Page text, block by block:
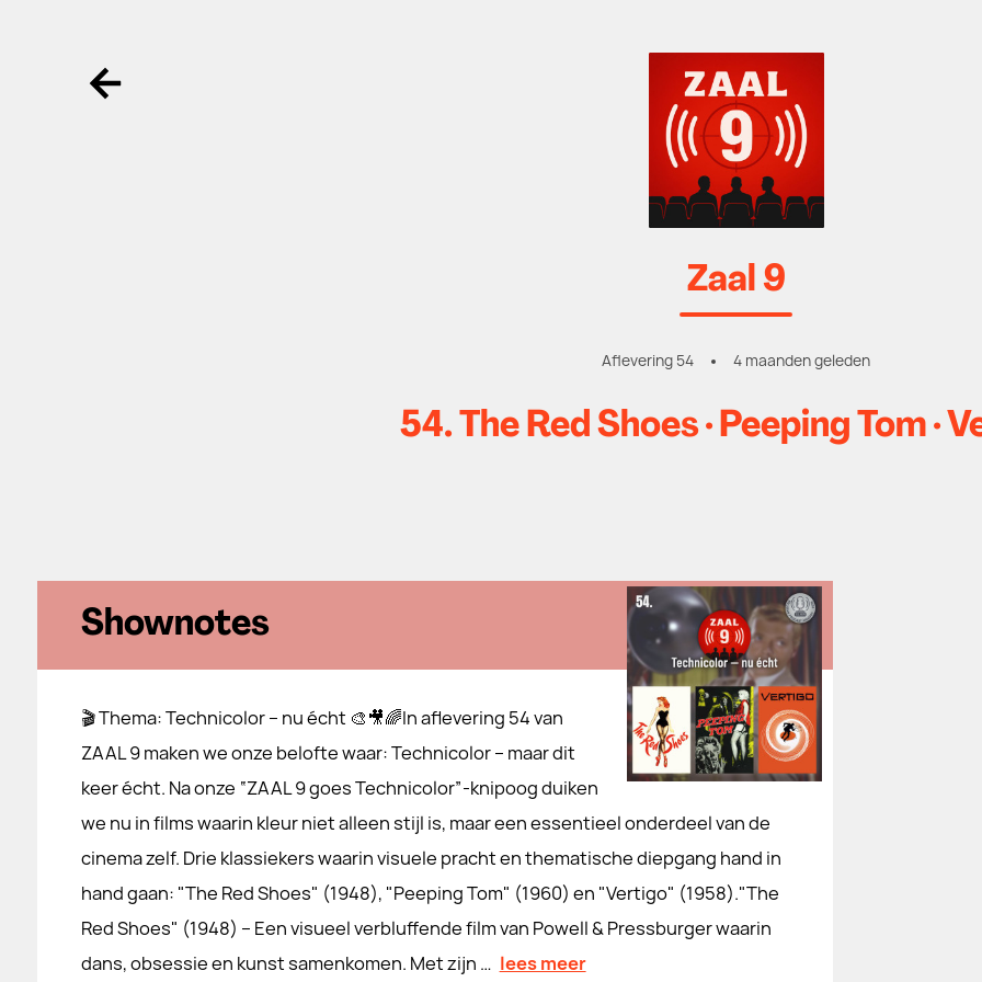
Ga terug
Zaal 9
Aflevering 54 4 maanden geleden
54. The Red Shoes · Peeping Tom ·
Shownotes
🎬 Thema: Technicolor – nu écht 🎨🎥🌈In aflevering 54 van
ZAAL 9 maken we onze belofte waar: Technicolor – maar dit
keer écht. Na onze “ZAAL 9 goes Technicolor”-knipoog duiken
we nu in films waarin kleur niet alleen stijl is, maar een essentieel onderdeel van de
cinema zelf. Drie klassiekers waarin visuele pracht en thematische diepgang hand in
hand gaan: "The Red Shoes" (1948), "Peeping Tom" (1960) en "Vertigo" (1958)."The
Red Shoes" (1948) – Een visueel verbluffende film van Powell & Pressburger waarin
dans, obsessie en kunst samenkomen. Met zijn … lees meer